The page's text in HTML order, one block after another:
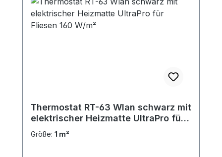
Thermostat RT-63 Wlan schwarz mit
elektrischer Heizmatte UltraPro für
Fliesen 160 W/m²
Größe: 1 m²